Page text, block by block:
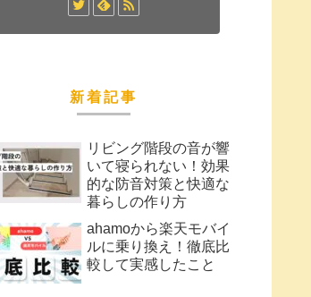
新着記事
リビング階段の音が響
いて寝られない！効果
的な防音対策と快適な
暮らしの作り方
ahamoから楽天モバイ
ルに乗り換え！徹底比
較して実感したこと